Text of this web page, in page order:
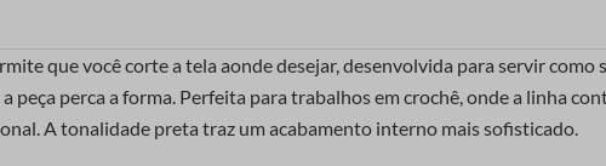
que você corte a tela aonde desejar, desenvolvida para servir
peça perca a forma. Perfeita para trabalhos em crochê, onde a linha
A tonalidade preta traz um acabamento interno mais sofisticado.